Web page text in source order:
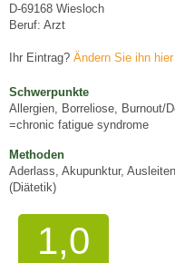
D-69168 Wiesloch
Beruf: Arzt
Ihr Eintrag? Ändern Sie ihn hier
Schwerpunkte
Allergien, Borreliose, Burnout/
=chronic fatigue syndrome
Methoden
Aderlass, Akupunktur,
(Diätetik)
1,0